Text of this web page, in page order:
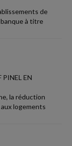
de
à titre
EN
la réduction
logements